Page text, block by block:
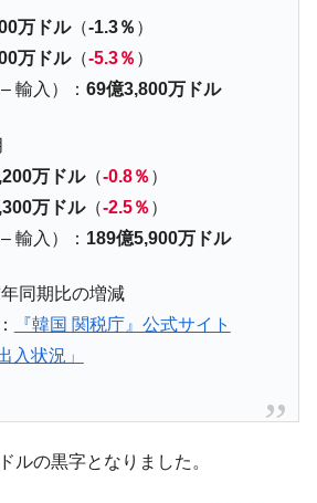
ってきた李在明。李在明を支持しな
統領府ボンクラ政策室長が告発され
察職員が「丸刈りになって抗議活
けが鉄鋼輸出を異常増加させる ⇒ 中
造業「半導体絶好調」のウラで他業
PSIが示す現況は決して良くない。
激突案件】韓国消費者院が『クーパ
猛暑。南東部では干ばつ
イージス搭載の次世代駆逐艦
万ドル（-1.3％ ）
万ドル（-5.3％ ）
輸入）： 69億3,800万ドル
万ドル（-0.8％ ）
万ドル（-2.5％ ）
輸入）： 189億5,900万ドル
年同期比の増減
『韓国 関税庁』公式サイト
入状況」
ルの黒字となりました。